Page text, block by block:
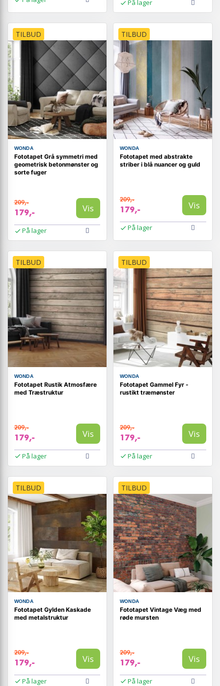
På lager
TILBUD
WONDA
Fototapet Grå symmetri med
geometrisk betonmønster og
sorte fuger
209,-
179,- Vis
På lager
TILBUD
WONDA
Fototapet med abstrakte
striber i blå nuancer og guld
209,-
179,- Vis
På lager
TILBUD
WONDA
Fototapet Rustik Atmosfære
med Træstruktur
209,-
179,- Vis
På lager
TILBUD
WONDA
Fototapet Gammel Fyr -
rustikt træmønster
209,-
179,- Vis
På lager
TILBUD
WONDA
Fototapet Gylden Kaskade
med metalstruktur
209,-
179,- Vis
På lager
TILBUD
WONDA
Fototapet Vintage Væg med
røde mursten
209,-
179,- Vis
På lager